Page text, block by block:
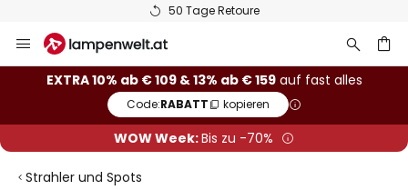
50 Tage Retoure
Inhalt
springen
EXTRA 10% ab € 109 & 13% ab € 159auf fast alles
Code:RABATT kopieren
WOW Week:Bis zu -70%
Strahler und Spots